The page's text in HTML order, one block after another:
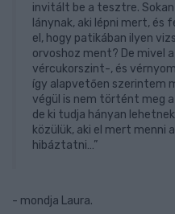
invitált be a tesztre.
lánynak, aki lépni mert,
el, hogy patikában ilyen
orvoshoz ment? De mivel
vércukorszint-, és
így alapvetően szerintem
végül is nem történt meg
de ki tudja hányan
közülük, aki el mert menni
hibáztatni…”
- mondja Laura.